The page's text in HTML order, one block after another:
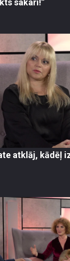
sakari!”
atklāj, kādēļ